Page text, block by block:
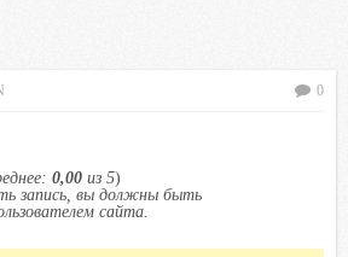
0
0,00 из 5)
запись, вы должны быть
сайта.